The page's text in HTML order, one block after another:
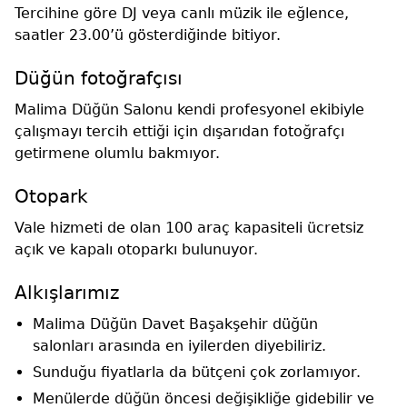
Tercihine göre DJ veya canlı müzik ile eğlence,
saatler 23.00’ü gösterdiğinde bitiyor.
Düğün fotoğrafçısı
Malima Düğün Salonu kendi profesyonel ekibiyle
çalışmayı tercih ettiği için dışarıdan fotoğrafçı
getirmene olumlu bakmıyor.
Otopark
Vale hizmeti de olan 100 araç kapasiteli ücretsiz
açık ve kapalı otoparkı bulunuyor.
Alkışlarımız
Malima Düğün Davet Başakşehir düğün
salonları arasında en iyilerden diyebiliriz.
Sunduğu fiyatlarla da bütçeni çok zorlamıyor.
Menülerde düğün öncesi değişikliğe gidebilir ve